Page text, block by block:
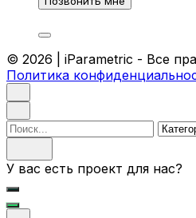
© 2026 | iParametric - Все
Политика
Поиск
У вас есть проект для нас?